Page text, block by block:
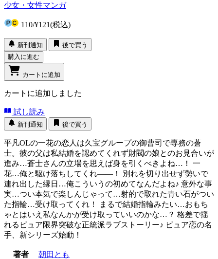
少女・女性マンガ
110/¥121(税込)
新刊通知
後で買う
購入に進む
カートに追加
カートに追加しました
試し読み
新刊通知 後で買う
平凡OLの一花の恋人は久宝グループの御曹司で専務の蒼
士。彼の父は私結婚を認めてくれず財閥の娘とのお見合いが
進み…蒼士さんの立場を思えば身を引くべきよね…！ 一
花…俺と駆け落ちしてくれ――！ 別れを切り出せず勢いで
連れ出した縁日…俺こういうの初めてなんだよね♪ 意外な事
実…つい本気で楽しんじゃって…射的で取れた青い石がつい
た指輪…受け取ってくれ！ まるで結婚指輪みたい…おもち
ゃとはいえ私なんかが受け取っていいのかな…？ 格差で揺
れるピュア限界突破な正統派ラブストーリー♪ ピュア恋の名
手、新シリーズ始動！
著者
朝田とも